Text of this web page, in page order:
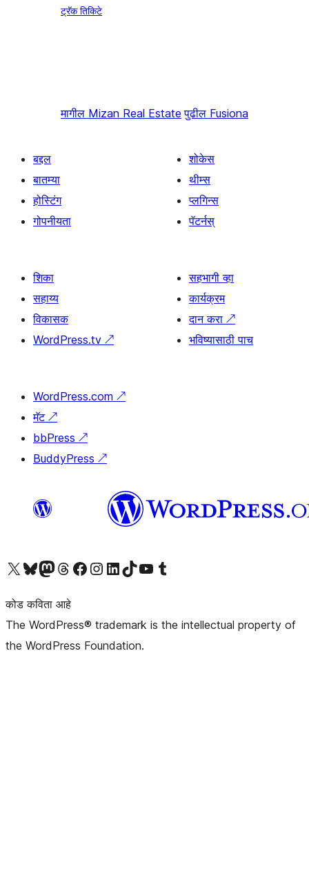
ट्रॅक तिकिटे
मागील Mizan Real Estate पुढील Fusiona
बद्दल
बातम्या
होस्टिंग
गोपनीयता
शोकेस
थीम्स
प्लगिन्स
पॅटर्नस्
शिका
सहाय्य
विकासक
WordPress.tv ↗
सहभागी व्हा
कार्यक्रम
दान करा ↗
भविष्यासाठी पाच
WordPress.com ↗
मॅट ↗
bbPress ↗
BuddyPress ↗
आमच्या X (एक्स) (पूर्वीचे ट्विटर) खात्याला भेट द्या आमच्या ब्लूस्की खात्याला भेट द्या.आमच्या Mastodon खात्याला भेट द्या.आमच्या थ्रेड्स खात्याला भेट द्या. आमच्या फेसबुक पेजला भेट द्या आमच्या इंस्टाग्राम खात्याला भेट द्या आमच्या लिंक्डइन खात्याला भेट द्या आमच्या टिकटॉक अकाउंटला भेट द्या.आमच्या यूट्यूब चॅनेलला भेट द्या आमच्या टंबलर खात्याला भेट द्या.
कोड कविता आहे
The WordPress® trademark is the intellectual property of
the WordPress Foundation.